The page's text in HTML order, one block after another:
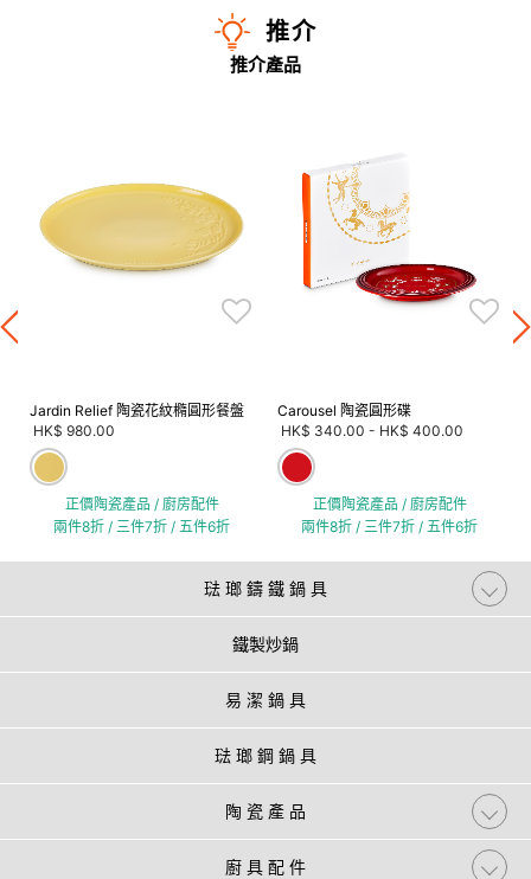
推介
推介產品
Jardin Relief 陶瓷花紋橢圓形餐盤
HK$ 980.00
正價陶瓷產品 / 廚房配件
兩件8折 / 三件7折 / 五件6折
Carousel 陶瓷圓形碟
HK$ 340.00 - HK$ 400.00
正價陶瓷產品 / 廚房配件
兩件8折 / 三件7折 / 五件6折
琺 瑯 鑄 鐵 鍋 具
鐵製炒鍋
易 潔 鍋 具
琺 瑯 鋼 鍋 具
陶 瓷 產 品
廚 具 配 件